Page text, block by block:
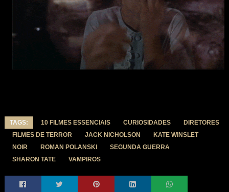
TAGS: 10 FILMES ESSENCIAIS CURIOSIDADES
DIRETORES
FILMES DE TERROR
JACK NICHOLSON
KATE WINSLET
NOIR
ROMAN POLANSKI
SEGUNDA GUERRA
SHARON TATE
VAMPIROS